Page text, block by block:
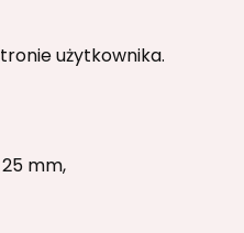
użytkownika.
mm,